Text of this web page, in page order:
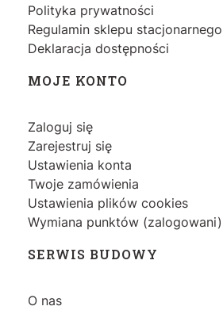
Polityka prywatności
Regulamin sklepu stacjonarnego
Deklaracja dostępności
MOJE KONTO
Zaloguj się
Zarejestruj się
Ustawienia konta
Twoje zamówienia
Ustawienia plików cookies
Wymiana punktów (zalogowani)
SERWIS BUDOWY
O nas